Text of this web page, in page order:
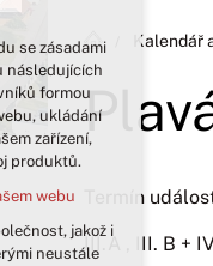
Kalendář
Termín
III.A , III. B +
apod.
se zásadami
následujících
formou
ukládání
zařízení,
produktů.
webu
jakož i
neustále